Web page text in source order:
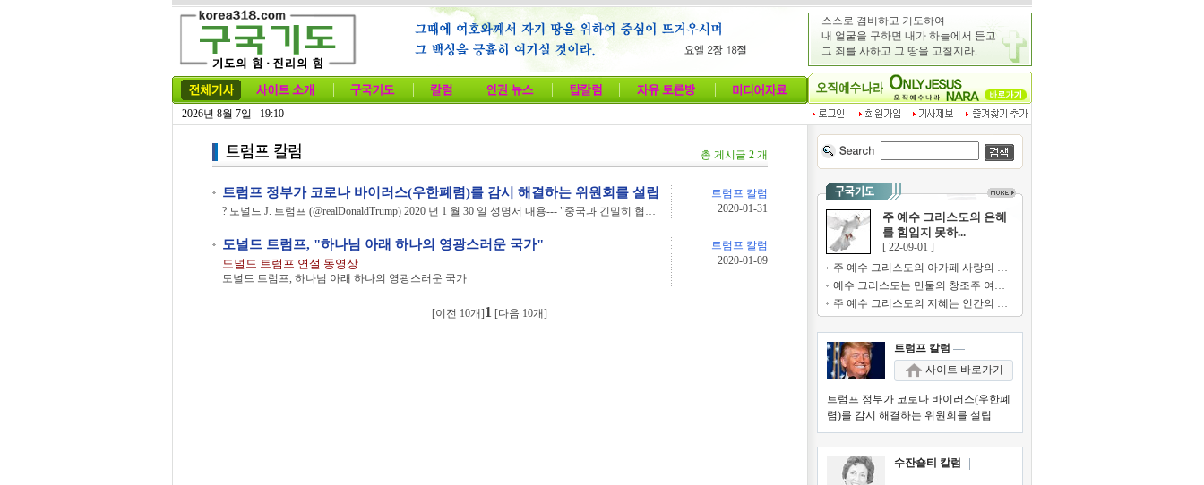
2026년 8월 7일 19:10
총 게시글 2 개
트럼프 정부가 코로나 바이러스(우한폐렴)를 감시 해결하는 위원회를 설립
? 도널드 J. 트럼프 (@realDonaldTrump) 2020 년 1 월 30 일 성명서 내용--- "중국과 긴밀히 협력하고 있는 모든 GREAT 에이전시로부터 중국의 코로나 바이러스에 대...
트럼프 칼럼
2020-01-31
도널드 트럼프, "하나님 아래 하나의 영광스러운 국가"
도널드 트럼프 연설 동영상
도널드 트럼프, 하나님 아래 하나의 영광스러운 국가
트럼프 칼럼
2020-01-09
[이전 10개] 1 [다음 10개]
주 예수 그리스도의 은혜
를 힘입지 못하...
[ 22-09-01 ]
주 예수 그리스도의 아가페 사랑의 기쁨...
예수 그리스도는 만물의 창조주 여호와의...
주 예수 그리스도의 지혜는 인간의 지혜...
트럼프 칼럼
사이트 바로가기
트럼프 정부가 코로나 바이러스(우한폐
렴)를 감시 해결하는 위원회를 설립
수잔숄티 칼럼